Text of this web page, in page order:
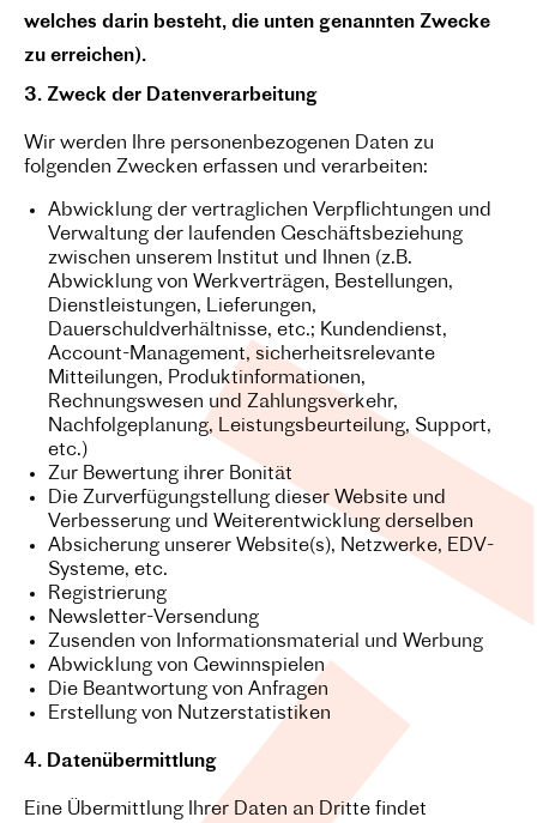
welches darin besteht, die unten genannten Zwecke
zu erreichen).
3. Zweck der Datenverarbeitung
Wir werden Ihre personenbezogenen Daten zu
folgenden Zwecken erfassen und verarbeiten:
Abwicklung der vertraglichen Verpflichtungen und
Verwaltung der laufenden Geschäftsbeziehung
zwischen unserem Institut und Ihnen (z.B.
Abwicklung von Werkverträgen, Bestellungen,
Dienstleistungen, Lieferungen,
Dauerschuldverhältnisse, etc.; Kundendienst,
Account-Management, sicherheitsrelevante
Mitteilungen, Produktinformationen,
Rechnungswesen und Zahlungsverkehr,
Nachfolgeplanung, Leistungsbeurteilung, Support,
etc.)
Zur Bewertung ihrer Bonität
Die Zurverfügungstellung dieser Website und
Verbesserung und Weiterentwicklung derselben
Absicherung unserer Website(s), Netzwerke, EDV-
Systeme, etc.
Registrierung
Newsletter-Versendung
Zusenden von Informationsmaterial und Werbung
Abwicklung von Gewinnspielen
Die Beantwortung von Anfragen
Erstellung von Nutzerstatistiken
4. Datenübermittlung
Eine Übermittlung Ihrer Daten an Dritte findet